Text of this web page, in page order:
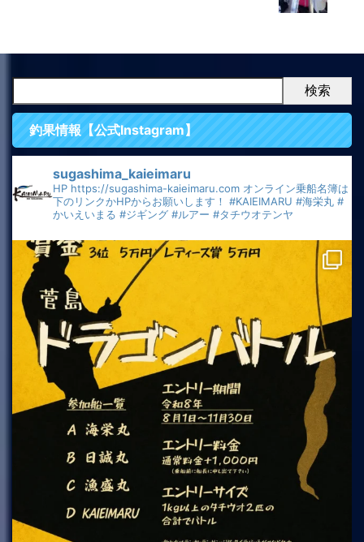
検索
釣果情報【公式Instagram】
sugashima_kaieimaru
HP https://sugashima-kaieimaru.com オンライン乗船名簿は
下のリンクかHPからお願いします！ #KAIEIMARU #海栄丸 #
かいえいまる #ジギング #ルアー #タチウオテンヤ